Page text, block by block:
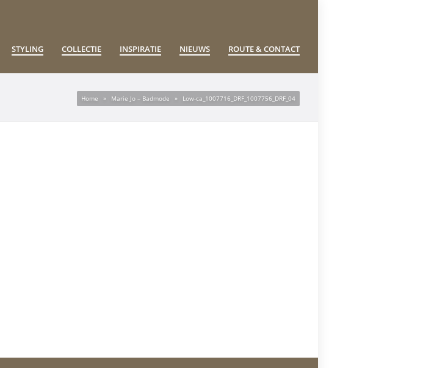
STYLING COLLECTIE INSPIRATIE NIEUWS ROUTE & CONTACT
Home » Marie Jo – Badmode » Low-ca_1007716_DRF_1007756_DRF_04